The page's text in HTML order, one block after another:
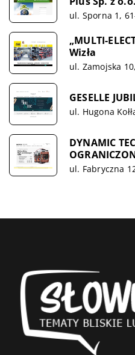
ul. Sporna 1,
„MULTI-
Wizła
ul. Zamojska
GESELLE
ul. Hugona
DYNAMIC
ul. Fabryczna